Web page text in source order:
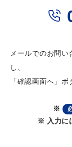
メールでのお問
し、
「確認画面へ」
※
※ 入力に